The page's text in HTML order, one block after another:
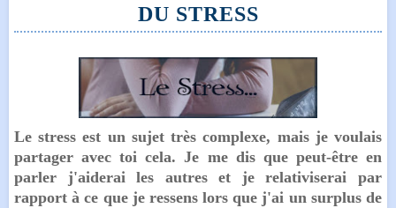
DU STRESS
Le stress est un sujet très complexe, mais je voulais
partager avec toi cela. Je me dis que peut-être en
parler j'aiderai les autres et je relativiserai par
rapport à ce que je ressens lors que j'ai un surplus de